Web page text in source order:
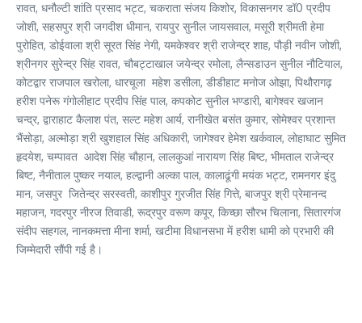
रावत, धनौल्टी शांति प्रसाद भट्ट, चकराता संजय किशोर, विकासनगर डॉ0 प्रदीप
जोशी, सहसपुर श्री जगदीश धीमान, रायपुर सुनील जायसवाल, मसूरी श्रीमती हेमा
पुरोहित, डोईवाला श्री सूरत सिंह नेगी, यमकेश्वर श्री राजेन्द्र शाह, पौड़ी नवीन जोशी,
श्रीनगर सुरेन्द्र सिंह रावत, चौबट्टाखाल जयेन्द्र रमोला, लैन्सडाउन सुनील नौटियाल,
कोटद्वार राजपाल खरोला, धारचूला महेश डसीला, डीडीहाट मनोज ओझा, पिथौरागढ़
हरीश पनेरू गंगोलीहाट प्रदीप सिंह पाल, कपकोट सुनील भण्डारी, बागेश्वर खजान
चन्द्र, द्वाराहाट कैलाश पंत, सल्ट महेश आर्य, रानीखेत बसंत कुमार, सोमेश्वर प्रशान्त
भैंसोड़ा, अल्मोड़ा श्री खुशहाल सिंह अधिकारी, जागेश्वर हेमेश खर्कवाल, लोहाघाट सुमित
हृदयेश, चम्पावत आदेश सिंह चौहान, लालकुआं नारायण सिंह बिष्ट, भीमताल राजेन्द्र
बिष्ट, नैनीताल पुष्कर नयाल, हल्द्वानी अल्का पाल, कालाढूंगी मयंक भट्ट, रामनगर इंदु
मान, जसपुर जितेन्द्र सरस्वती, काशीपुर गुरजीत सिंह गित्ते, बाजपुर श्री प्रेमानन्द
महाजन, गदरपुर नीरज तिवाडी, रूद्रपुर वरूण कपूर, किच्छा सौरभ चिलाना, सितारगंज
संदीप सहगल, नानकमत्ता मीना शर्मा, खटीमा विधानसभा में हरीश धामी को प्रभारी की
जिम्मेदारी सौंपी गई है।